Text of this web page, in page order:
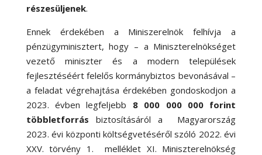
részesüljenek.
Ennek érdekében a Miniszerelnök felhívja a
pénzügyminisztert, hogy – a Miniszterelnökséget
vezető miniszter és a modern települések
fejlesztéséért felelős kormánybiztos bevonásával –
a feladat végrehajtása érdekében gondoskodjon a
2023. évben legfeljebb 8 000 000 000 forint
többletforrás biztosításáról a Magyarország
2023. évi központi költségvetéséről szóló 2022. évi
XXV. törvény 1. melléklet XI. Miniszterelnökség